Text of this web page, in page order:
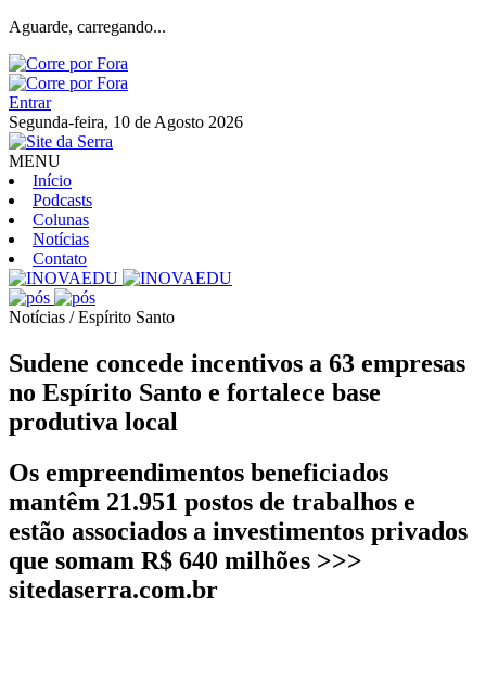
Aguarde, carregando...
Entrar
Segunda-feira, 10 de Agosto 2026
MENU
Início
Podcasts
Colunas
Notícias
Contato
Notícias / Espírito Santo
Sudene concede incentivos a 63 empresas
no Espírito Santo e fortalece base
produtiva local
Os empreendimentos beneficiados
mantêm 21.951 postos de trabalhos e
estão associados a investimentos privados
que somam R$ 640 milhões >>>
sitedaserra.com.br